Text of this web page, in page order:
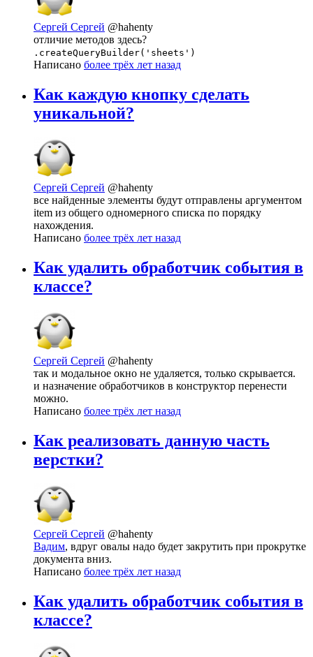
Сергей Сергей @hahenty
отличие методов здесь?
.createQueryBuilder('sheets')
Написано более трёх лет назад
Как каждую кнопку сделать
уникальной?
Сергей Сергей @hahenty
все найденные элементы будут отправлены аргументом
item из общего одномерного списка по порядку
нахождения.
Написано более трёх лет назад
Как удалить обработчик события в
классе?
Сергей Сергей @hahenty
так и модальное окно не удаляется, только скрывается.
и назначение обработчиков в конструктор перенести
можно.
Написано более трёх лет назад
Как реализовать данную часть
верстки?
Сергей Сергей @hahenty
Вадим, вдруг овалы надо будет закрутить при прокрутке
документа вниз.
Написано более трёх лет назад
Как удалить обработчик события в
классе?